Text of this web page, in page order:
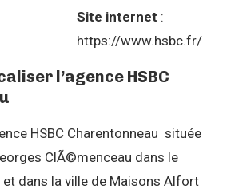
Site internet :
https://www.hsbc.fr/
l’agence HSBC
HSBC Charentonneau située
ClÃ©menceau dans le
dans la ville de Maisons Alfort